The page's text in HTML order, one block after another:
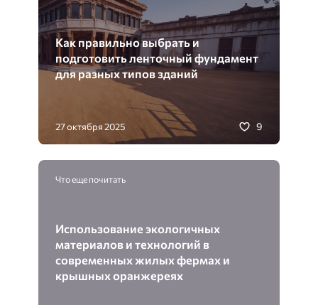
Как правильно выбрать и
подготовить ленточный фундамент
для разных типов зданий
27 октября 2025 9
Что еще почитать
Использование экологичных
материалов и технологий в
современных жилых фермах и
крышных оранжереях